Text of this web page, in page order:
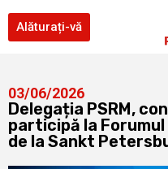
Alăturați-vă
03/06/2026
Delegația PSRM,
participă la
de la Sankt